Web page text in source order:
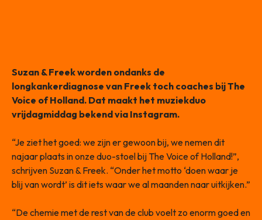
Suzan & Freek worden ondanks de
longkankerdiagnose van Freek toch coaches bij The
Voice of Holland. Dat maakt het muziekduo
vrijdagmiddag bekend via Instagram.
“Je ziet het goed: we zijn er gewoon bij, we nemen dit
najaar plaats in onze duo-stoel bij The Voice of Holland!”,
schrijven Suzan & Freek. “Onder het motto ‘doen waar je
blij van wordt’ is dit iets waar we al maanden naar uitkijken.”
“De chemie met de rest van de club voelt zo enorm goed en